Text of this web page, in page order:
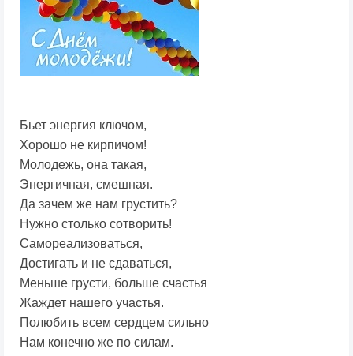
Бьет энергия ключом,
Хорошо не кирпичом!
Молодежь, она такая,
Энергичная, смешная.
Да зачем же нам грустить?
Нужно столько сотворить!
Самореализоваться,
Достигать и не сдаваться,
Меньше грусти, больше счастья
Жаждет нашего участья.
Полюбить всем сердцем сильно
Нам конечно же по силам.